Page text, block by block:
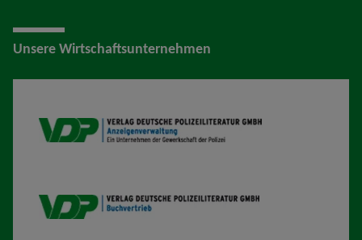
Unsere Wirtschaftsunternehmen
VDP AV
VDP B